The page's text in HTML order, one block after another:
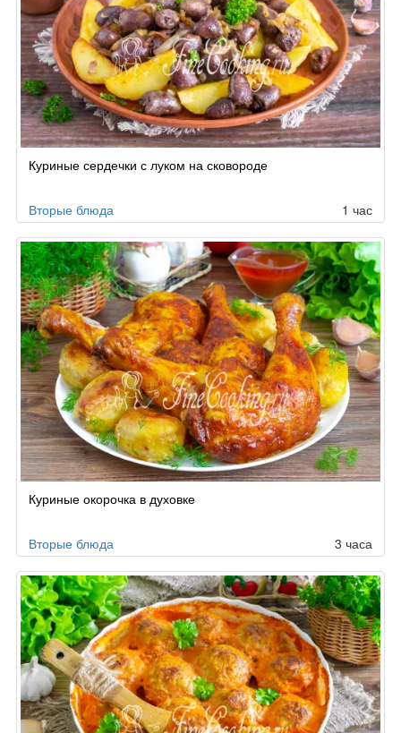
Куриные сердечки с луком на сковороде
Вторые блюда 1 час
Куриные окорочка в духовке
Вторые блюда 3 часа